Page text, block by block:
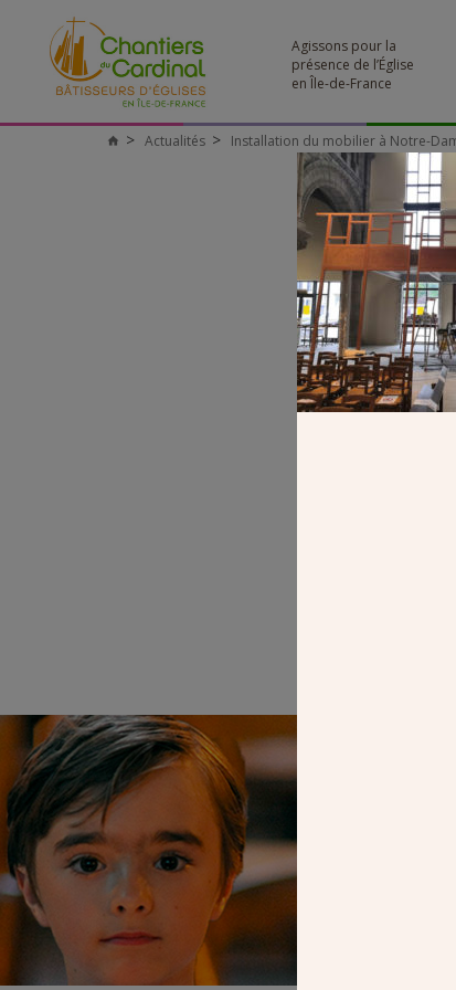
Agissons pour la
présence de l’Église
en Île-de-France
Chantiers
Actualités Installation du mobilier à Notre-
SEUL
NOUS